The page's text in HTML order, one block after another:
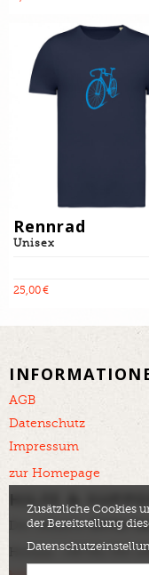
Rennrad
Unisex
25,00 €
AGB
Datenschutz
Impressum
zur Homepage
HILFE &
Der offizielleDOTA
Hotline: +49 561 350
Zusätzliche Cookies
der Bereitstellung